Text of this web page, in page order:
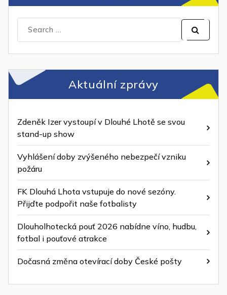
Aktuální zprávy
Zdeněk Izer vystoupí v Dlouhé Lhotě se svou
stand-up show
Vyhlášení doby zvýšeného nebezpečí vzniku
požáru
FK Dlouhá Lhota vstupuje do nové sezóny.
Přijďte podpořit naše fotbalisty
Dlouholhotecká pouť 2026 nabídne víno, hudbu,
fotbal i pouťové atrakce
Dočasná změna otevírací doby České pošty